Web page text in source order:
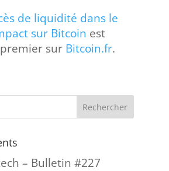
de liquidité dans le
sur Bitcoin est
sur Bitcoin.fr.
– Bulletin #227